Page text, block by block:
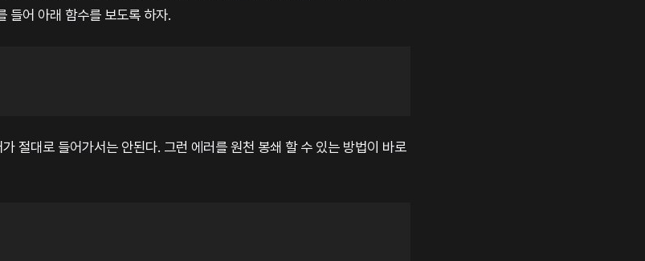
들어 아래 함수를 보도록 하자.
절대로 들어가서는 안된다. 그런 에러를 원천 봉쇄 할 수 있는 방법이 바로